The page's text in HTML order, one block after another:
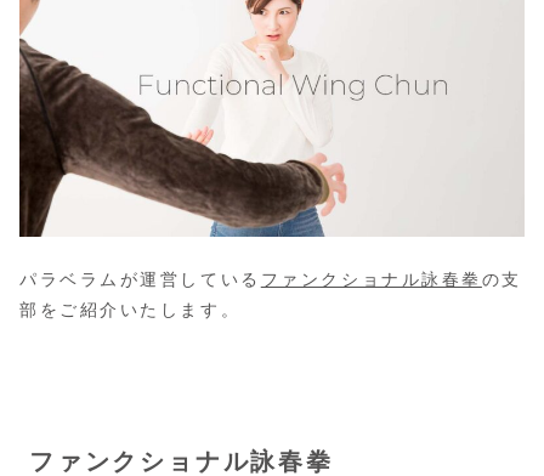
パラベラムが運営している ファンクショナル詠春拳 の支
部をご紹介いたします。
ファンクショナル詠春拳